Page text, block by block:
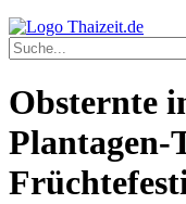
Obsternte
Plantagen-